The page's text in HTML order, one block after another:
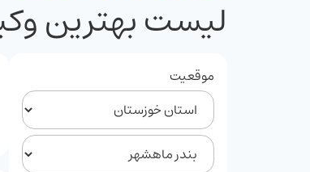
لیست بهترین
موقعیت